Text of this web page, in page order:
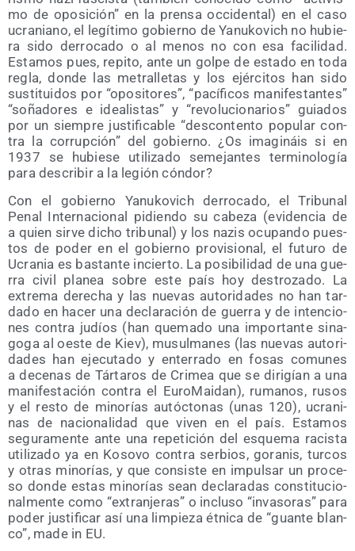
mo de opo­si­ción” en la pren­sa occi­den­tal) en el caso
ucra­niano, el legí­ti­mo gobierno de Yanu­ko­vich no hubie­
ra sido derro­ca­do o al menos no con esa faci­li­dad.
Esta­mos pues, repi­to, ante un gol­pe de esta­do en toda
regla, don­de las metra­lle­tas y los ejér­ci­tos han sido
sus­ti­tui­dos por “opo­si­to­res”, “pací­fi­cos mani­fes­tan­tes”
“soña­do­res e idea­lis­tas” y “revo­lu­cio­na­rios” guia­dos
por un siem­pre jus­ti­fi­ca­ble “des­con­ten­to popu­lar con­
tra la corrup­ción” del gobierno. ¿Os ima­gi­náis si en
1937 se hubie­se uti­li­za­do seme­jan­tes ter­mi­no­lo­gía
para des­cri­bir a la legión cóndor?
Con el gobierno Yanu­ko­vich derro­ca­do, el Tri­bu­nal
Penal Inter­na­cio­nal pidien­do su cabe­za (evi­den­cia de
a quien sir­ve dicho tri­bu­nal) y los nazis ocu­pan­do pues­
tos de poder en el gobierno pro­vi­sio­nal, el futu­ro de
Ucra­nia es bas­tan­te incier­to. La posi­bi­li­dad de una gue­
rra civil pla­nea sobre este país hoy des­tro­za­do. La
extre­ma dere­cha y las nue­vas auto­ri­da­des no han tar­
da­do en hacer una decla­ra­ción de gue­rra y de inten­cio­
nes con­tra judíos (han que­ma­do una impor­tan­te sina­
go­ga al oes­te de Kiev), musul­ma­nes (las nue­vas auto­ri­
da­des han eje­cu­ta­do y ente­rra­do en fosas comu­nes
a dece­nas de Tár­ta­ros de Cri­mea que se diri­gían a una
mani­fes­ta­ción con­tra el Euro­Mai­dan), ruma­nos, rusos
y el res­to de mino­rías autóc­to­nas (unas 120), ucra­ni­
nas de nacio­na­li­dad que viven en el país. Esta­mos
segu­ra­men­te ante una repe­ti­ción del esque­ma racis­ta
uti­li­za­do ya en Koso­vo con­tra ser­bios, gora­nis, tur­cos
y otras mino­rías, y que con­sis­te en impul­sar un pro­ce­
so don­de estas mino­rías sean decla­ra­das cons­ti­tu­cio­
nal­men­te como “extran­je­ras” o inclu­so “inva­so­ras” para
poder jus­ti­fi­car así una lim­pie­za étni­ca de “guan­te blan­
co”, made in EU.